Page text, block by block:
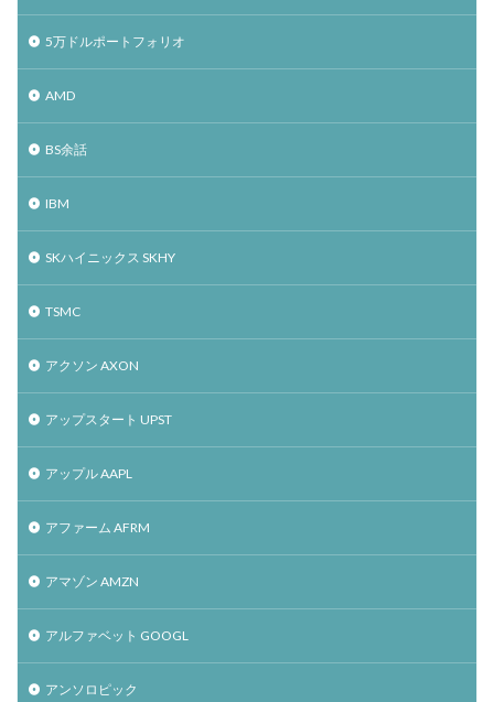
5万ドルポートフォリオ
AMD
BS余話
IBM
SKハイニックス SKHY
TSMC
アクソン AXON
アップスタート UPST
アップル AAPL
アファーム AFRM
アマゾン AMZN
アルファベット GOOGL
アンソロピック